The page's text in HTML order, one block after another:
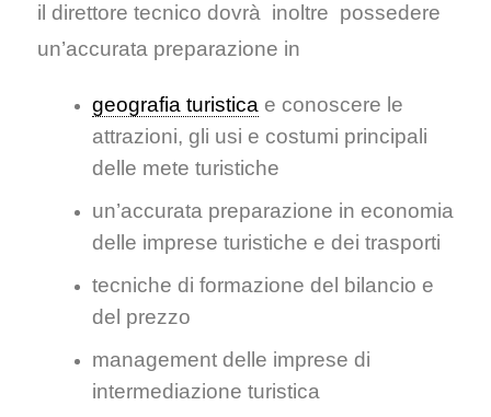
il direttore tecnico dovrà inoltre possedere
un’accurata preparazione in
geografia turistica e conoscere le
attrazioni, gli usi e costumi principali
delle mete turistiche
un’accurata preparazione in economia
delle imprese turistiche e dei trasporti
tecniche di formazione del bilancio e
del prezzo
management delle imprese di
intermediazione turistica